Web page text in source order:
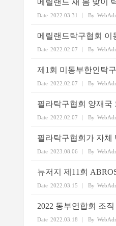
메릴랜드 새 봄 맞이
Date 2022.03.31 By
메릴랜드탁구협회 이
Date 2022.02.07 By
제1회 미동부한인탁
Date 2022.02.07 By
필라탁구협회 양재국
Date 2022.02.07 By
필라탁구협회가 자체
Date 2023.08.06 By
뉴저지 제11회
Date 2022.03.15 By
2022 동부연합회 조직
Date 2022.03.18 By